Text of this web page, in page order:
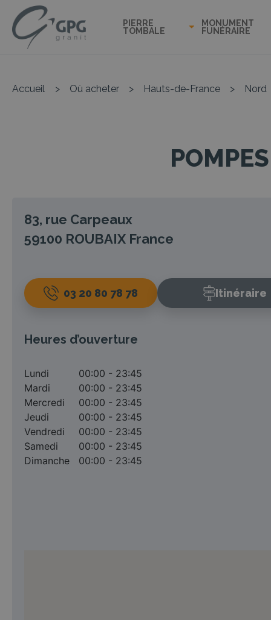
PIERRE
TOMBALE
MONUMENT
FUNÉRAIRE
Accueil > Où acheter > Hauts-de-France > Nord
83, rue Carpeaux
59100 ROUBAIX France
03 20 80 78 78 Itinéraire
Heures d’ouverture
Lundi
00:00 - 23:45
Mardi
00:00 - 23:45
Mercredi
00:00 - 23:45
Jeudi
00:00 - 23:45
Vendredi
00:00 - 23:45
Samedi
00:00 - 23:45
Dimanche
00:00 - 23:45